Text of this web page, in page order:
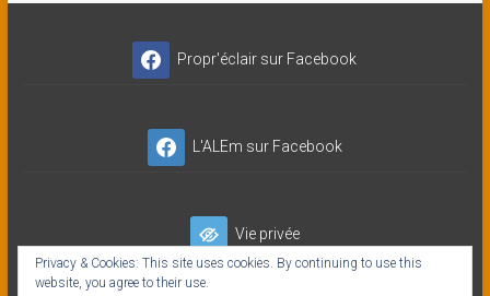
Propr'éclair sur Facebook
L'ALEm sur Facebook
Vie privée
Privacy & Cookies: This site uses cookies. By continuing to use this
website, you agree to their use.